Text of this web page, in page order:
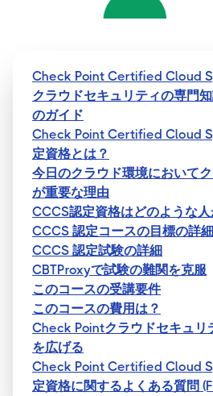
Check Point Certified Cloud
クラウドセキュリティの専門
のガイド
Check Point Certified Cloud
定資格とは？
今日のクラウド環境において
が重要な理由
CCCS認定資格はどのような
CCCS 認定コースの目標の詳細
CCCS 認定試験の詳細
CBTProxyで試験の難関を克服
このコースの受講要件
このコースの費用は？
Check Pointクラウドセキュリ
を広げる
Check Point Certified Cloud
定資格に関するよくある質問